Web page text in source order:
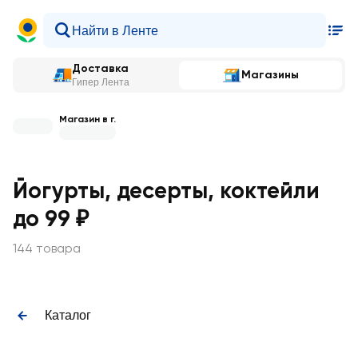
Доставка
Гипер Лента
Магазины
Магазин в г.
Йогурты, десерты, коктейли
до 99 ₽
144 товара
Каталог